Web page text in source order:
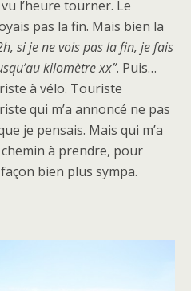
l’heure tourner. Le
pas la fin. Mais bien la
si je ne vois pas la fin, je fais
kilomètre xx”. Puis…
à vélo. Touriste
qui m’a annoncé ne pas
je pensais. Mais qui m’a
à prendre, pour
bien plus sympa.